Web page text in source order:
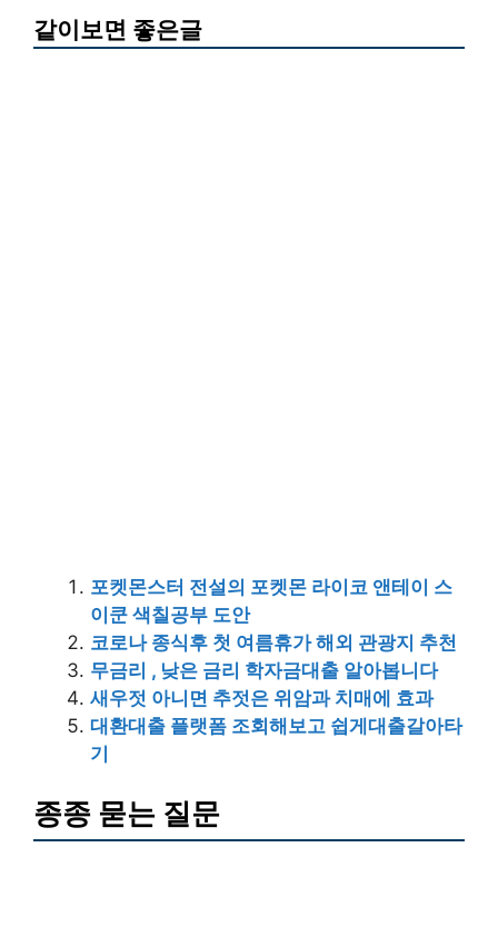
같이보면 좋은글
포켓몬스터 전설의 포켓몬 라이코 앤테이 스
이쿤 색칠공부 도안
코로나 종식후 첫 여름휴가 해외 관광지 추천
무금리 , 낮은 금리 학자금대출 알아봅니다
새우젓 아니면 추젓은 위암과 치매에 효과
대환대출 플랫폼 조회해보고 쉽게대출갈아타
기
종종 묻는 질문